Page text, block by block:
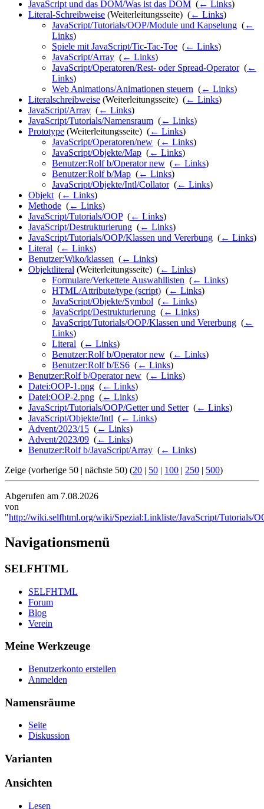
JavaScript und das DOM/Was ist das DOM (← Links)
Literal-Schreibweise (Weiterleitungsseite) ‎ (← Links)
JavaScript/Tutorials/OOP/Module und Kapselung (←
Links)
Spiele mit JavaScript/Tic-Tac-Toe (← Links)
JavaScript/Array (← Links)
JavaScript/Operatoren/Rest- oder Spread-Operator‎ (←
Links)
Web Animations/Animationen steuern (← Links)
Literalschreibweise (Weiterleitungsseite) ‎ (← Links)
JavaScript/Array (← Links)
JavaScript/Tutorials/Namensraum (← Links)
Prototype (Weiterleitungsseite) ‎ (← Links)
JavaScript/Operatoren/new (← Links)
JavaScript/Objekte/Map (← Links)
Benutzer:Rolf b/Operator new (← Links)
Benutzer:Rolf b/Map (← Links)
JavaScript/Objekte/Intl/Collator‎ (← Links)
Objekt (← Links)
Methode (← Links)
JavaScript/Tutorials/OOP‎ (← Links)
JavaScript/Destrukturierung (← Links)
JavaScript/Tutorials/OOP/Klassen und Vererbung (← Links)
Literal (← Links)
Benutzer:Wiko/klassen (← Links)
Objektliteral (Weiterleitungsseite) ‎ (← Links)
Formulare/Verkettete Auswahllisten (← Links)
HTML/Attribute/type (script) (← Links)
JavaScript/Objekte/Symbol (← Links)
JavaScript/Destrukturierung (← Links)
JavaScript/Tutorials/OOP/Klassen und Vererbung (←
Links)
Literal (← Links)
Benutzer:Rolf b/Operator new (← Links)
Benutzer:Rolf b/ES6 (← Links)
Benutzer:Rolf b/Operator new (← Links)
Datei:OOP-1.png (← Links)
Datei:OOP-2.png (← Links)
JavaScript/Tutorials/OOP/Getter und Setter‎ (← Links)
JavaScript/Objekte/Intl (← Links)
Advent/2023/15 (← Links)
Advent/2023/09 (← Links)
Benutzer:Rolf b/JavaScript/Array (← Links)
Zeige (vorherige 50 | nächste 50) (20 | 50 | 100 | 250 | 500)
Abgerufen am 7.08.2026
von
"http://wiki.selfhtml.org/wiki/Spezial:Linkliste/JavaScript/Tutorials/
Navigationsmenü
SELFHTML
SELFHTML
Forum
Blog
Verein
Meine Werkzeuge
Benutzerkonto erstellen
Anmelden
Namensräume
Seite
Diskussion
Varianten
Ansichten
Lesen